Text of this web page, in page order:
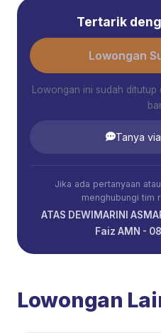
Tertarik
Lowongan
Lowongan ini sudah ditutup
Tanya
Jika ada pertanyaan
menghubungi tim
ATAS DEWIMARINI
Faiz AMN -
Lowongan